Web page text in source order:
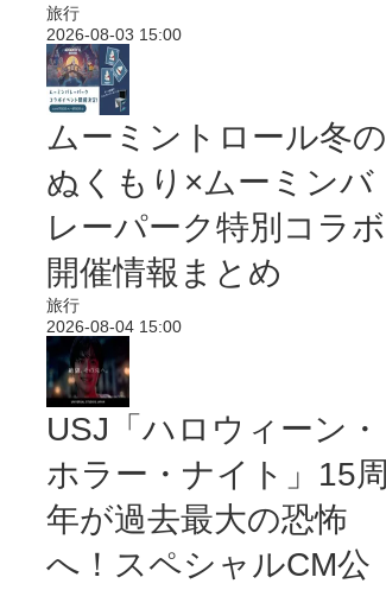
旅行
2026-08-03 15:00
ムーミントロール冬の
ぬくもり×ムーミンバ
レーパーク特別コラボ
開催情報まとめ
旅行
2026-08-04 15:00
USJ「ハロウィーン・
ホラー・ナイト」15周
年が過去最大の恐怖
へ！スペシャルCM公